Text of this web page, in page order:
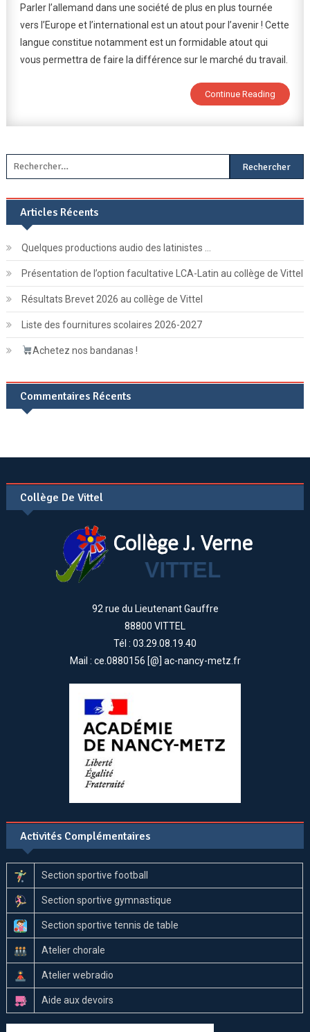
Langue
Parler l’allemand dans une société de plus en plus tournée
vers l’Europe et l’international est un atout pour l’avenir ! Cette
langue constitue notamment est un formidable atout qui
vous permettra de faire la différence sur le marché du travail.
Continue Reading
Rechercher :
Articles Récents
Quelques productions audio des latinistes …
Présentation de l’option facultative LCA-Latin au collège de Vittel
Résultats Brevet 2026 au collège de Vittel
Liste des fournitures scolaires 2026-2027
Achetez nos bandanas !
Commentaires Récents
Collège De Vittel
92 rue du Lieutenant Gauffre
88800 VITTEL
Tél : 03.29.08.19.40
Mail : ce.0880156 [@] ac-nancy-metz.fr
Activités Complémentaires
Section sportive football
Section sportive gymnastique
Section sportive tennis de table
Atelier chorale
Atelier webradio
Aide aux devoirs